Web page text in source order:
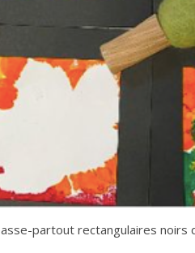
partout rectangulaires noirs